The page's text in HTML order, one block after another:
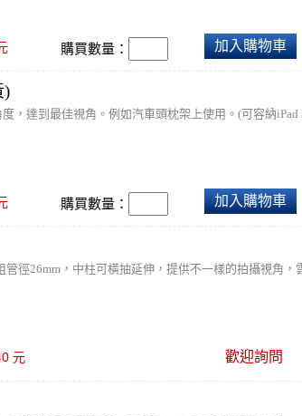
購買數量： 加入購物車
)
，達到最佳視角。例如汽車頭枕架上使用。(可容納iPad
購買數量： 加入購物車
管徑26mm，中柱可橫抽延伸，提供不一樣的拍攝視角，
元 歡迎詢問